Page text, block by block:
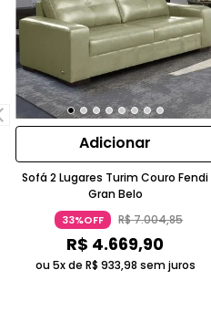
Adicionar
Sofá 2 Lugares Turim Couro Fendi
Gran Belo
33%OFF R$7.004,85
R$ 4.669,90
ou 5x de R$ 933,98 sem juros